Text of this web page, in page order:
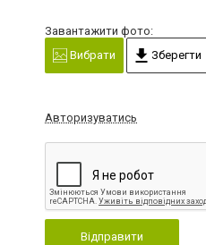
Завантажити фото:
Вибрати
Зберегти
Авторизуватись
Відправити